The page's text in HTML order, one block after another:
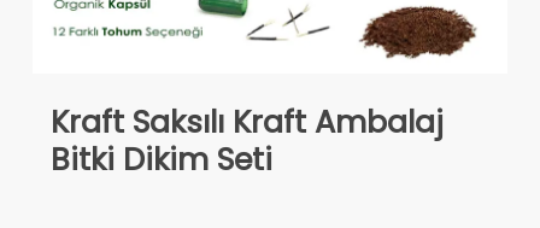
Kraft Saksılı Kraft Ambalaj
Bitki Dikim Seti